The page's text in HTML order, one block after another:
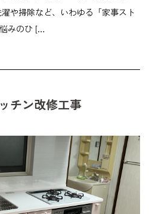
や掃除など、いわゆる「家事スト
みのひ […
チン改修工事